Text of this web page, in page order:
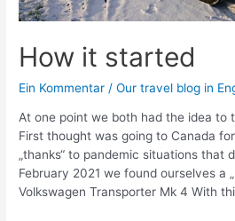
How it started
Ein Kommentar /Our travel blog in
At one point we both had the idea to
First thought was going to Canada
„thanks“ to pandemic situations that
February 2021 we found ourselves a
Volkswagen Transporter Mk 4 With